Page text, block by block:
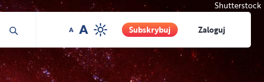
Subskrybuj Zaloguj
Shutterstock